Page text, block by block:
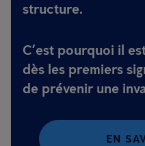
structure.
C’est pourquoi il
dès les premiers
de prévenir une
EN